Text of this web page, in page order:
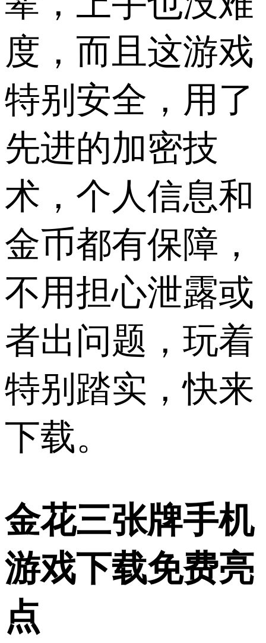
度，而且这游戏
特别安全，用了
先进的加密技
术，个人信息和
金币都有保障，
不用担心泄露或
者出问题，玩着
特别踏实，​快来
下载。
金花三张牌手机
游戏下载免费亮
点​